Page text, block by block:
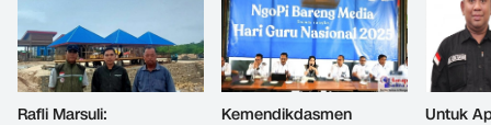
Rafli Marsuli:
Kemendikdasmen
Untuk